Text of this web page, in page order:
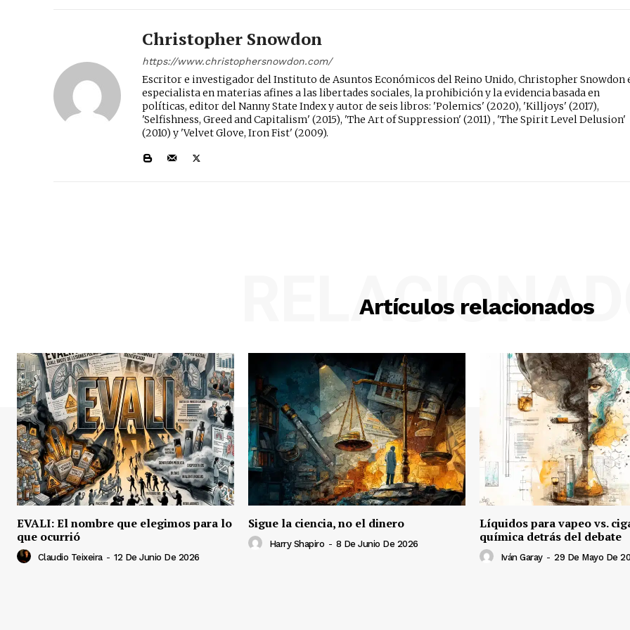
Christopher Snowdon
https://www.christophersnowdon.com/
Escritor e investigador del Instituto de Asuntos Económicos del Reino Unido, Christopher Snowdon
especialista en materias afines a las libertades sociales, la prohibición y la evidencia basada en
políticas, editor del Nanny State Index y autor de seis libros: 'Polemics' (2020), 'Killjoys' (2017),
'Selfishness, Greed and Capitalism' (2015), 'The Art of Suppression' (2011) , 'The Spirit Level Delusion'
(2010) y 'Velvet Glove, Iron Fist' (2009).
Artículos relacionados
EVALI: El nombre que elegimos para lo
que ocurrió
Claudio Teixeira - 12 De Junio De 2026
Sigue la ciencia, no el dinero
Harry Shapiro - 8 De Junio De 2026
Líquidos para vapeo vs.
química detrás del debate
Iván Garay - 29 De Mayo De